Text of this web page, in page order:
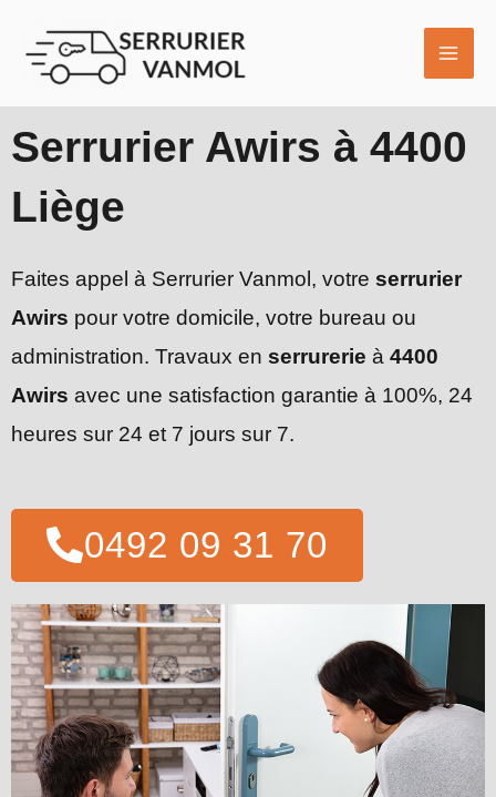
contenu
Serrurier Awirs à 4400
Liège
Faites appel à Serrurier Vanmol, votre serrurier
Awirs pour votre domicile, votre bureau ou
administration. Travaux en serrurerie à 4400
Awirs avec une satisfaction garantie à 100%, 24
heures sur 24 et 7 jours sur 7.
0492 09 31 70